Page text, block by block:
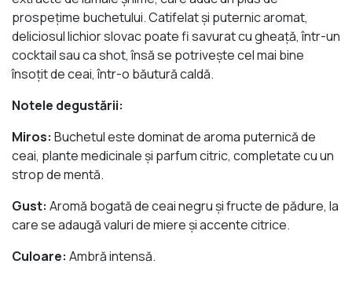
prospeţime buchetului. Catifelat şi puternic aromat,
deliciosul lichior slovac poate fi savurat cu gheaţă, într-un
cocktail sau ca shot, însă se potriveşte cel mai bine
însoţit de ceai, într-o băutură caldă.
Notele degustării:
Miros: Buchetul este dominat de aroma puternică de
ceai, plante medicinale şi parfum citric, completate cu un
strop de mentă.
Gust: Aromă bogată de ceai negru şi fructe de pădure, la
care se adaugă valuri de miere şi accente citrice.
Culoare: Ambră intensă.